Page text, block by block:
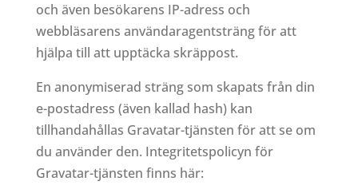
och även besökarens IP-adress och
webbläsarens användaragentsträng för att
hjälpa till att upptäcka skräppost.
En anonymiserad sträng som skapats från din
e-postadress (även kallad hash) kan
tillhandahållas Gravatar-tjänsten för att se om
du använder den. Integritetspolicyn för
Gravatar-tjänsten finns här: